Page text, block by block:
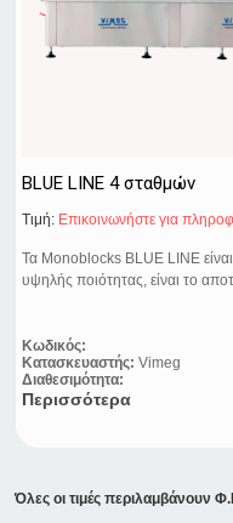
BLUE LINE 4 σταθμών
Τιμή: Eπικοινωνήστε για
Τα Monoblocks BLUE LINE
υψηλής ποιότητας, είναι το
Κωδικός:
Κατασκευαστής: Vimeg
Διαθεσιμότητα:
Περισσότερα
Όλες οι τιμές περιλαμβάνουν